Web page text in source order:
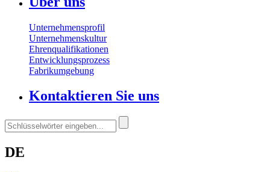
Unternehmensprofil
Unternehmenskultur
Ehrenqualifikationen
Entwicklungsprozess
Fabrikumgebung
Kontaktieren Sie uns
DE